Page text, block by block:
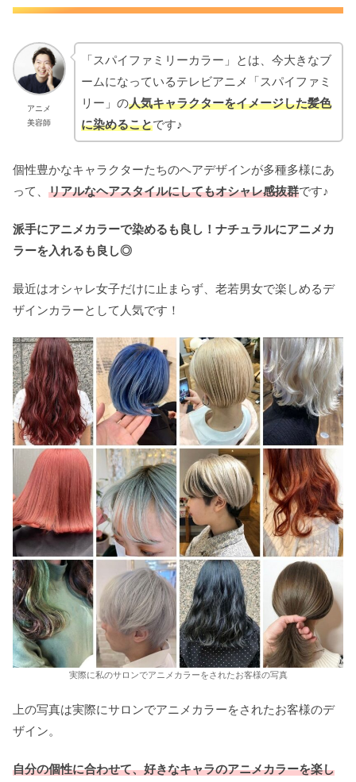
アニメ
美容師
「スパイファミリーカラー」とは、今大きなブ
ームになっているテレビアニメ「スパイファミ
リー」の人気キャラクターをイメージした髪色
に染めることです♪
個性豊かなキャラクターたちのヘアデザインが多種多様にあ
って、 リアルなヘアスタイルにしてもオシャレ感抜群です♪
派手にアニメカラーで染めるも良し！ナチュラルにアニメカ
ラーを入れるも良し◎
最近はオシャレ女子だけに止まらず、老若男女で楽しめるデ
ザインカラーとして人気です！
実際に私のサロンでアニメカラーをされたお客様の写真
上の写真は実際にサロンでアニメカラーをされたお客様のデ
ザイン。
自分の個性に合わせて、好きなキャラのアニメカラーを楽し